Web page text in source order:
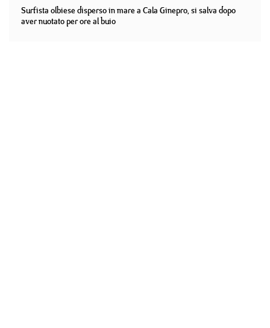
Surfista olbiese disperso in mare a Cala Ginepro, si salva dopo
aver nuotato per ore al buio